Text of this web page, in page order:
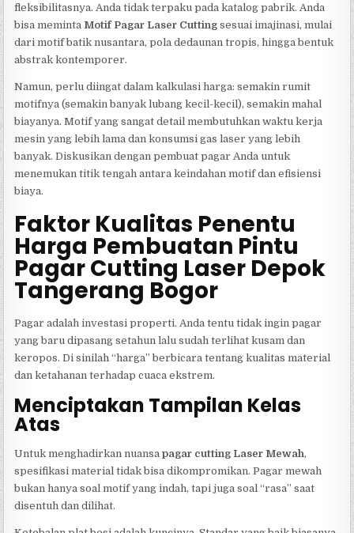
fleksibilitasnya. Anda tidak terpaku pada katalog pabrik. Anda
bisa meminta Motif Pagar Laser Cutting sesuai imajinasi, mulai
dari motif batik nusantara, pola dedaunan tropis, hingga bentuk
abstrak kontemporer.
Namun, perlu diingat dalam kalkulasi harga: semakin rumit
motifnya (semakin banyak lubang kecil-kecil), semakin mahal
biayanya. Motif yang sangat detail membutuhkan waktu kerja
mesin yang lebih lama dan konsumsi gas laser yang lebih
banyak. Diskusikan dengan pembuat pagar Anda untuk
menemukan titik tengah antara keindahan motif dan efisiensi
biaya.
Faktor Kualitas Penentu
Harga Pembuatan Pintu
Pagar Cutting Laser Depok
Tangerang Bogor
Pagar adalah investasi properti. Anda tentu tidak ingin pagar
yang baru dipasang setahun lalu sudah terlihat kusam dan
keropos. Di sinilah “harga” berbicara tentang kualitas material
dan ketahanan terhadap cuaca ekstrem.
Menciptakan Tampilan Kelas
Atas
Untuk menghadirkan nuansapagar cutting Laser Mewah,
spesifikasi material tidak bisa dikompromikan. Pagar mewah
bukan hanya soal motif yang indah, tapi juga soal “rasa” saat
disentuh dan dilihat.